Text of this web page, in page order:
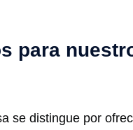
para
se distingue por